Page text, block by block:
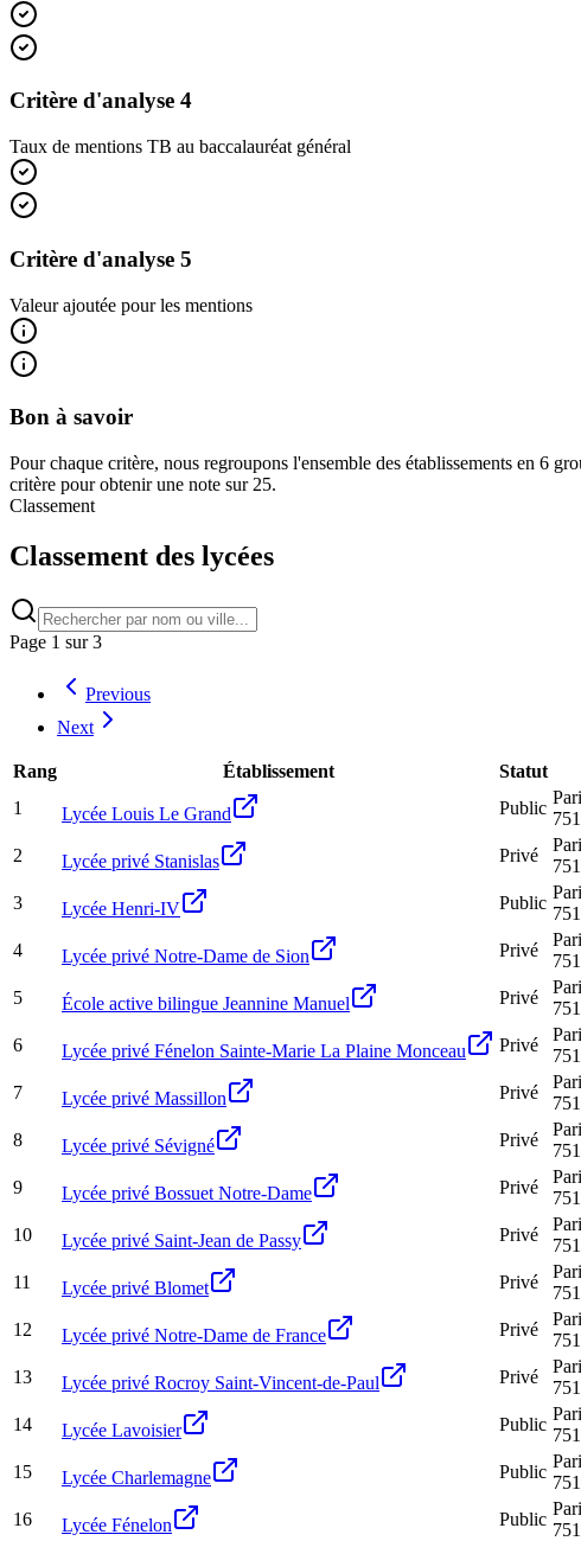
Critère d'analyse 4
Taux de mentions TB au baccalauréat général
Critère d'analyse 5
Valeur ajoutée pour les mentions
Bon à savoir
Pour chaque critère, nous regroupons l'ensemble des établissements en 6
critère pour obtenir une note sur 25.
Classement
Classement des lycées
Page 1 sur3
Previous
Next
Rang Établissement Statut
1
Lycée Louis Le Grand Public
2 Lycée privé Stanislas Privé
3 Lycée Henri-IV Public
4 Lycée privé Notre-Dame de Sion Privé
5 École active bilingue Jeannine Manuel Privé
6 Lycée privé Fénelon Sainte-Marie La Plaine Monceau Privé
7 Lycée privé Massillon Privé
8 Lycée privé Sévigné Privé
9 Lycée privé Bossuet Notre-Dame Privé
10 Lycée privé Saint-Jean de Passy Privé
11 Lycée privé Blomet Privé
12 Lycée privé Notre-Dame de France Privé
13 Lycée privé Rocroy Saint-Vincent-de-Paul Privé
14 Lycée Lavoisier Public
15 Lycée Charlemagne Public
16 Lycée Fénelon Public